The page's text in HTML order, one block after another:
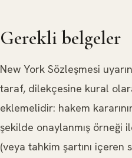
Gerekli belgeler
New York Sözleşmesi
taraf, dilekçesine kural
eklemelidir: hakem
şekilde onaylanmış örneği
(veya tahkim şartını içeren